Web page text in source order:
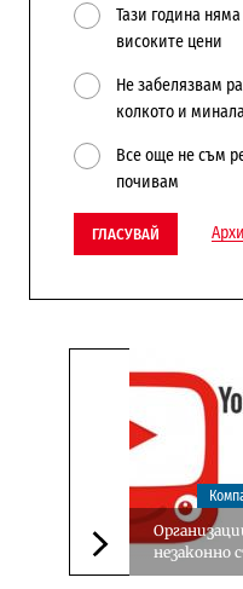
Тази година
високите цени
Не забелязвам
колкото и
Все още не съм
почивам
ГЛАСУВАЙ
Следваща
незаконно